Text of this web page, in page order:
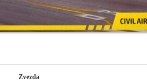
Zvezda